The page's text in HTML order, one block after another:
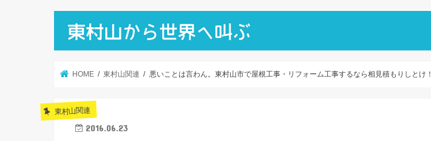
HOME 東村山関連 悪いことは言わん。東村山市で屋根工事・リフォーム工事するなら相見積もりしとけ！
東村山関連
2016.06.23